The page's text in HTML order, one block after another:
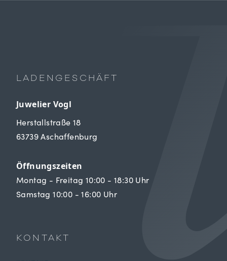
LADENGESCHÄFT
Juwelier Vogl
Herstallstraße 18
63739 Aschaffenburg
Öffnungszeiten
Montag - Freitag 10:00 - 18:30 Uhr
Samstag 10:00 - 16:00 Uhr
KONTAKT